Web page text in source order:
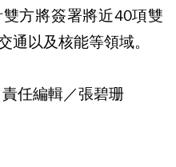
方將簽署將近40項雙
通以及核能等領域。
任編輯／張碧珊